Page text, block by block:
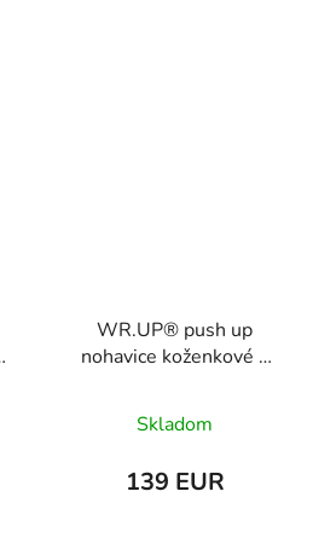
WR.UP® push up
nohavice koženkové s
WRUP1HC006P
Skladom
139 EUR